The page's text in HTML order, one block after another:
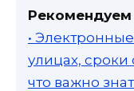
Рекомендуем
•
улицах,
что важно